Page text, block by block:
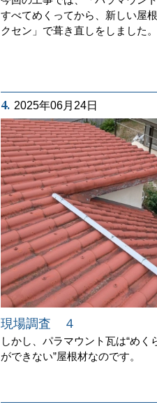
すべてめくってから、新しい屋
クセン」で葺き直しをしました。
4. 2025年06月24日
現場調査 ４
しかし、パラマウント瓦は“めく
ができない”屋根材なのです。